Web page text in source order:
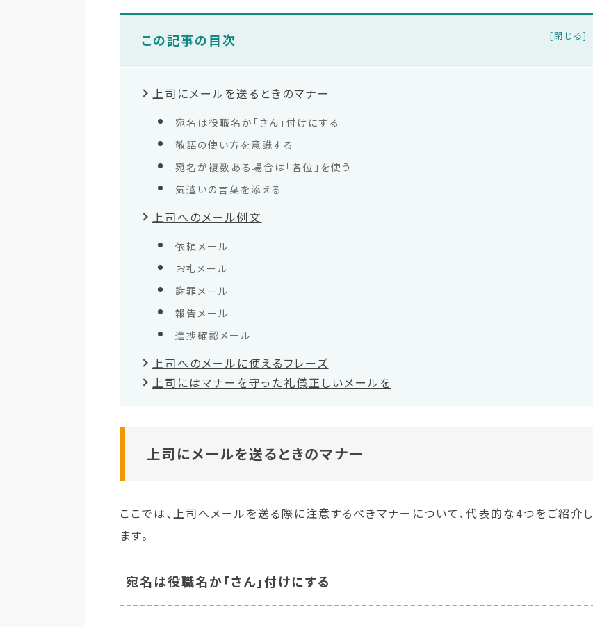
この記事の目次
上司にメールを送るときのマナー
宛名は役職名か「さん」付けにする
敬語の使い方を意識する
宛名が複数ある場合は「各位」を使う
気遣いの言葉を添える
上司へのメール例文
依頼メール
お礼メール
謝罪メール
報告メール
進捗確認メール
上司へのメールに使えるフレーズ
上司にはマナーを守った礼儀正しいメールを
上司にメールを送るときのマナー
ここでは、上司へメールを送る際に注意するべきマナーについて、代表的な4つをご紹介し
ます。
宛名は役職名か「さん」付けにする